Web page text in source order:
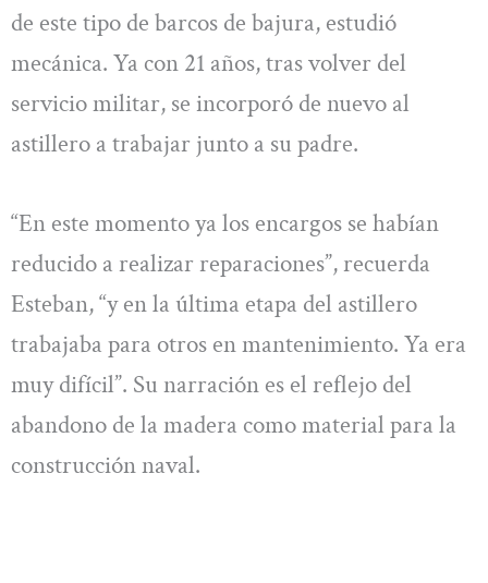
de este tipo de barcos de bajura, estudió
mecánica. Ya con 21 años, tras volver del
servicio militar, se incorporó de nuevo al
astillero a trabajar junto a su padre.
“En este momento ya los encargos se habían
reducido a realizar reparaciones”, recuerda
Esteban, “y en la última etapa del astillero
trabajaba para otros en mantenimiento. Ya era
muy difícil”. Su narración es el reflejo del
abandono de la madera como material para la
construcción naval.